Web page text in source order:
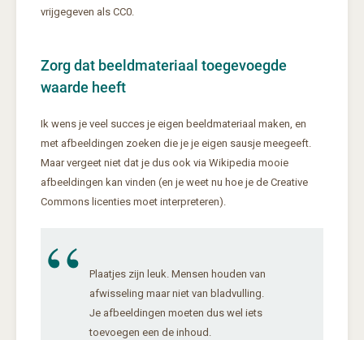
vrijgegeven als CC0.
Zorg dat beeldmateriaal toegevoegde
waarde heeft
Ik wens je veel succes je eigen beeldmateriaal maken, en
met afbeeldingen zoeken die je je eigen sausje meegeeft.
Maar vergeet niet dat je dus ook via Wikipedia mooie
afbeeldingen kan vinden (en je weet nu hoe je de Creative
Commons licenties moet interpreteren).
Plaatjes zijn leuk. Mensen houden van
afwisseling maar niet van bladvulling.
Je afbeeldingen moeten dus wel iets
toevoegen een de inhoud.